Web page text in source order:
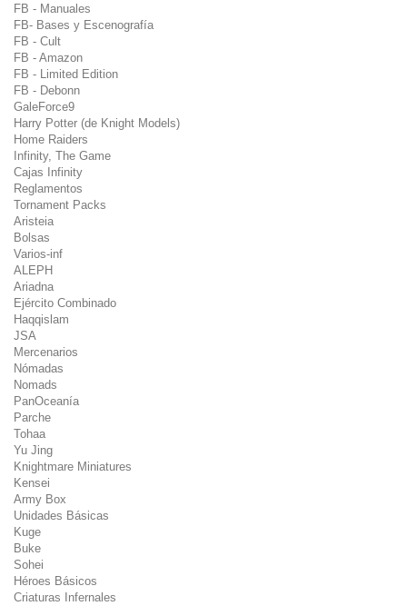
FB - Manuales
FB- Bases y Escenografía
FB - Cult
FB - Amazon
FB - Limited Edition
FB - Debonn
GaleForce9
Harry Potter (de Knight Models)
Home Raiders
Infinity, The Game
Cajas Infinity
Reglamentos
Tornament Packs
Aristeia
Bolsas
Varios-inf
ALEPH
Ariadna
Ejército Combinado
Haqqislam
JSA
Mercenarios
Nómadas
Nomads
PanOceanía
Parche
Tohaa
Yu Jing
Knightmare Miniatures
Kensei
Army Box
Unidades Básicas
Kuge
Buke
Sohei
Héroes Básicos
Criaturas Infernales